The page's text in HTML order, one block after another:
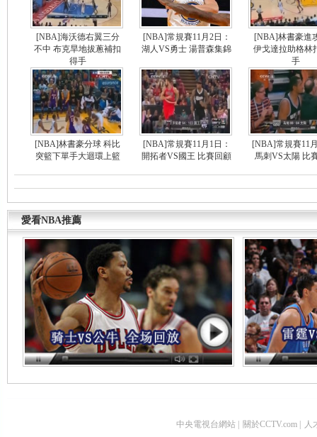
[NBA]海沃德右翼三分
不中 布克旱地拔蔥補扣
得手
[NBA]常規賽11月2日：
湖人VS勇士 湯普森集錦
[NBA]林書豪進
伊戈達拉助格林
手
[NBA]林書豪分球 科比
突籃下單手大迴環上籃
[NBA]常規賽11月1日：
開拓者VS國王 比賽回顧
[NBA]常規賽11
馬刺VS太陽 比
愛看NBA推薦
中央電視台網站 關於CCTV.com 人